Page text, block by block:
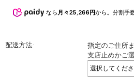
なら 月々25,266円から。分割手
配送方法:
指定のご住所
支店止めかご